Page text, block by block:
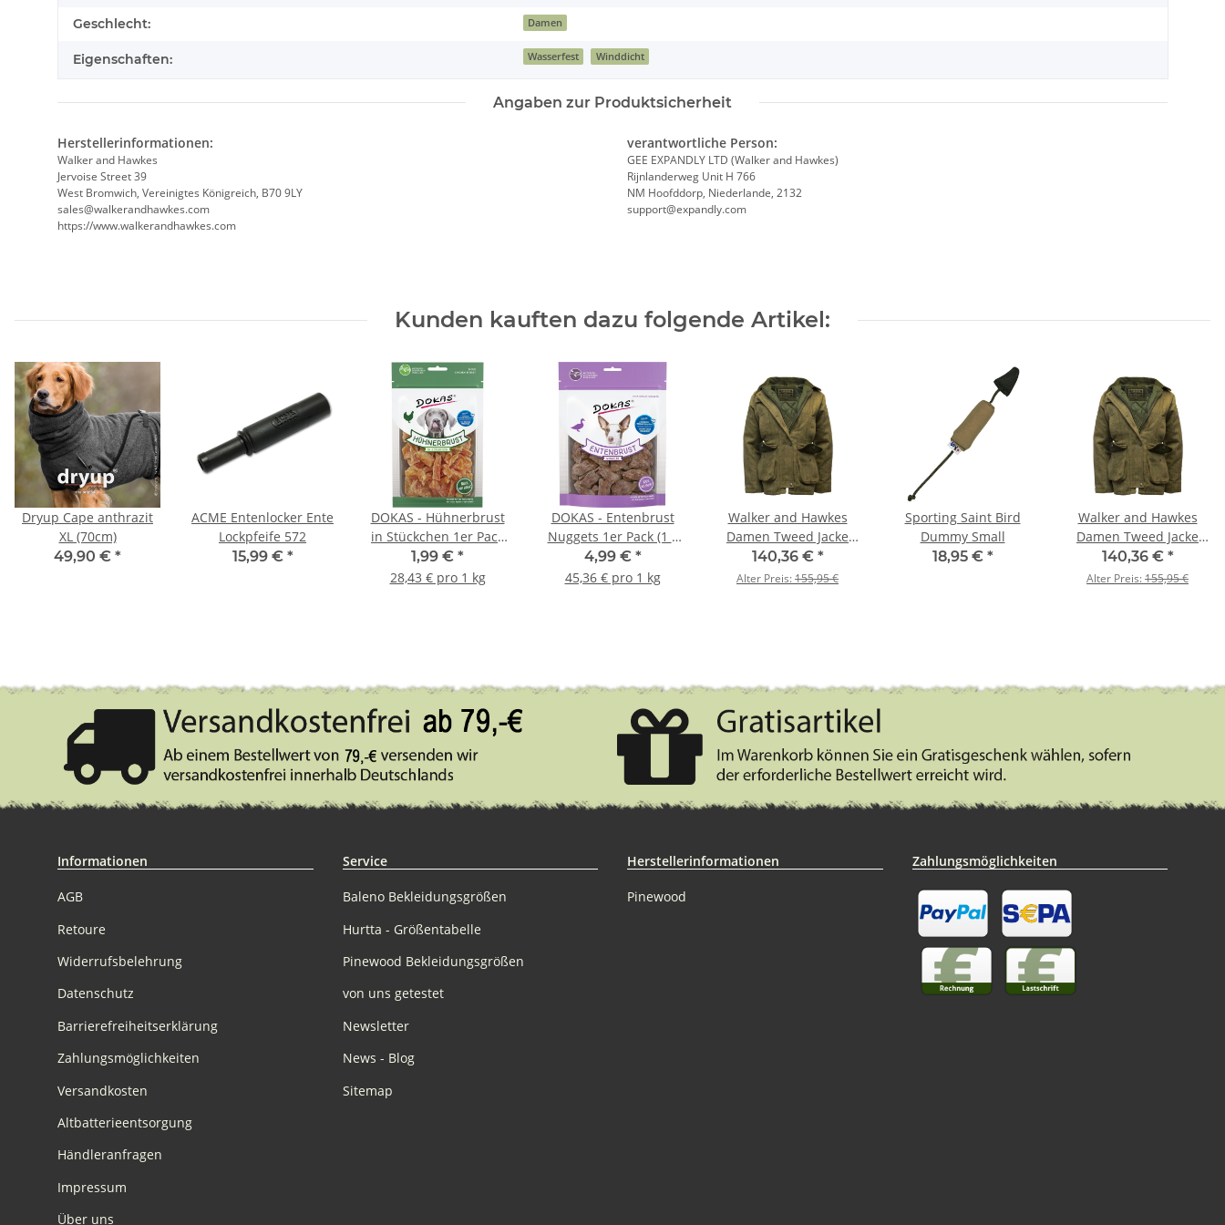
Geschlecht: Damen
Eigenschaften: Wasserfest Winddicht
Angaben zur Produktsicherheit
Herstellerinformationen:
Walker and Hawkes
Jervoise Street 39
West Bromwich, Vereinigtes Königreich, B70 9LY
sales@walkerandhawkes.com
https://www.walkerandhawkes.com
verantwortliche Person:
GEE EXPANDLY LTD (Walker and Hawkes)
Rijnlanderweg Unit H 766
NM Hoofddorp, Niederlande, 2132
support@expandly.com
Kunden kauften dazu folgende Artikel:
Dryup Cape anthrazit
XL (70cm)
49,90 € *
ACME Entenlocker Ente
Lockpfeife 572
15,99 € *
DOKAS - Hühnerbrust
in Stückchen 1er Pack
(1 x 70g)
1,99 € *
28,43 € pro 1 kg
DOKAS - Entenbrust
Nuggets 1er Pack (1 x
110g)
4,99 € *
45,36 € pro 1 kg
Walker and Hawkes
Damen Tweed Jacke
Derby Hazelwood –
Light Sage 46
140,36 € *
Alter Preis:155,95 €
Sporting Saint Bird
Dummy Small
18,95 € *
Walker and Hawkes
Damen Tweed Jacke
Derby Hazelwood –
Light Sage 44
140,36 € *
Alter Preis:155,95 €
Informationen
AGB
Retoure
Widerrufsbelehrung
Datenschutz
Barrierefreiheitserklärung
Zahlungsmöglichkeiten
Versandkosten
Altbatterieentsorgung
Händleranfragen
Impressum
Über uns
Service
Baleno Bekleidungsgrößen
Hurtta - Größentabelle
Pinewood Bekleidungsgrößen
von uns getestet
Newsletter
News - Blog
Sitemap
Herstellerinformationen
Pinewood
Zahlungsmöglichkeiten